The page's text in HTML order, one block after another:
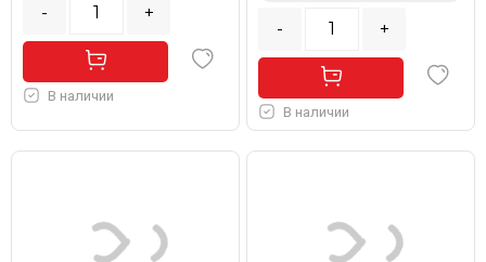
- +
В наличии
- +
В наличии